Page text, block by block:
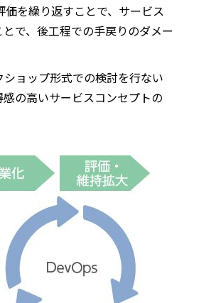
を繰り返すことで、サービス
で、後工程での手戻りのダメー
ョップ形式での検討を行ない
の高いサービスコンセプトの